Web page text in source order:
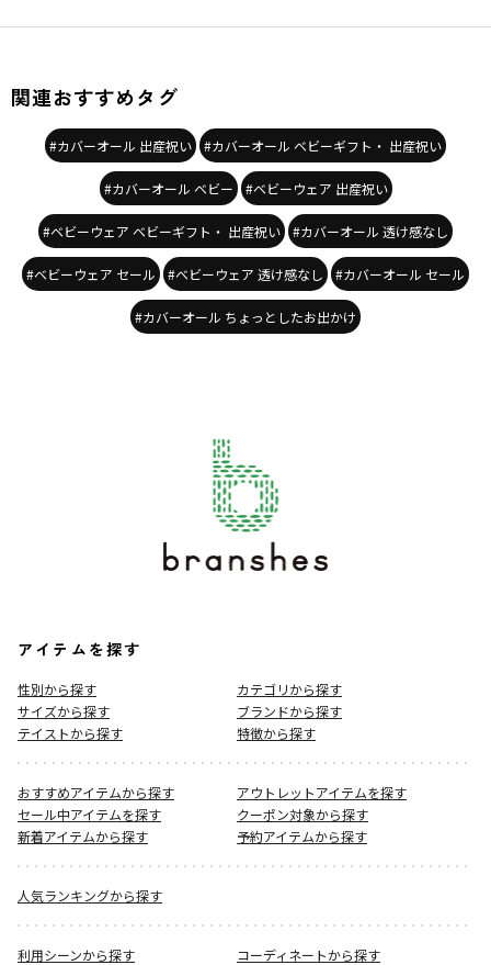
関連おすすめタグ
#カバーオール 出産祝い #カバーオール ベビーギフト・ 出産祝い
#カバーオール ベビー #ベビーウェア 出産祝い
#ベビーウェア ベビーギフト・ 出産祝い #カバーオール 透け感なし
#ベビーウェア セール #ベビーウェア 透け感なし #カバーオール セール
#カバーオール ちょっとしたお出かけ
アイテムを探す
性別から探す
カテゴリから探す
サイズから探す
ブランドから探す
テイストから探す
特徴から探す
おすすめアイテムから探す
アウトレットアイテムを探す
セール中アイテムを探す
クーポン対象から探す
新着アイテムから探す
予約アイテムから探す
人気ランキングから探す
利用シーンから探す
コーディネートから探す